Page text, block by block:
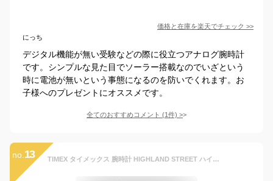
価格と在庫を楽天でチェック >>
にっち
デジタル機能が無い受験などの際に役立つアナログ腕時計
です。シンプルな見た目でソーラー搭載なのでいざという
時に電池が無いという事態になるのを防いでくれます。お
子様へのプレゼントにオススメです。
全てのおすすめコメント (1件) >
no. 13 TIMEX タイメックス 腕時計 HIGHLAND STREET ハイランドストリート アナログ T2P135 メンズ